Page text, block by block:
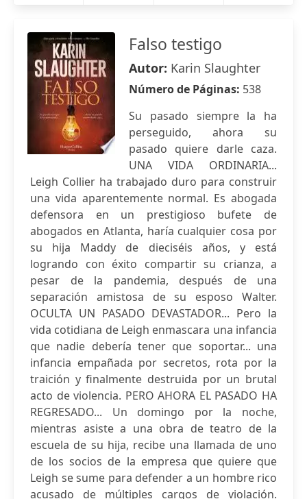
Falso testigo
Autor: Karin Slaughter
Número de Páginas: 538
Su pasado siempre la ha
perseguido, ahora su
pasado quiere darle caza.
UNA VIDA ORDINARIA...
Leigh Collier ha trabajado duro para construir
una vida aparentemente normal. Es abogada
defensora en un prestigioso bufete de
abogados en Atlanta, haría cualquier cosa por
su hija Maddy de dieciséis años, y está
logrando con éxito compartir su crianza, a
pesar de la pandemia, después de una
separación amistosa de su esposo Walter.
OCULTA UN PASADO DEVASTADOR... Pero la
vida cotidiana de Leigh enmascara una infancia
que nadie debería tener que soportar... una
infancia empañada por secretos, rota por la
traición y finalmente destruida por un brutal
acto de violencia. PERO AHORA EL PASADO HA
REGRESADO... Un domingo por la noche,
mientras asiste a una obra de teatro de la
escuela de su hija, recibe una llamada de uno
de los socios de la empresa que quiere que
Leigh se sume para defender a un hombre rico
acusado de múltiples cargos de violación.